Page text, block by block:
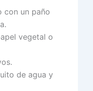
con un paño
vegetal o
de agua y